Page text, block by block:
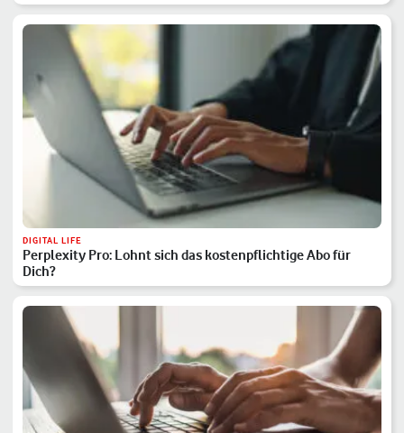
DIGITAL LIFE
Perplexity Pro: Lohnt sich das kostenpflichtige Abo für
Dich?